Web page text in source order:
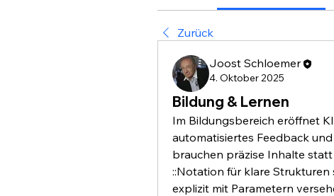
Zurück
Joost Schloemer
4. Oktober 2025
Bildung & Lernen
Im Bildungsbereich eröffnet
automatisiertes Feedback
brauchen präzise Inhalte
::Notation für klare
explizit mit Parametern